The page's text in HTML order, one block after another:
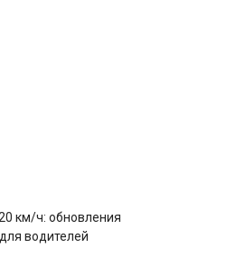
км/ч: обновления
водителей